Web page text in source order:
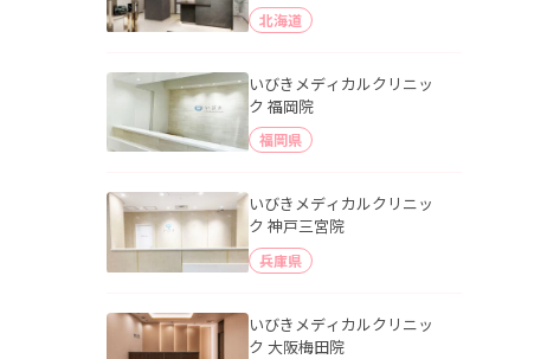
北海道
いびきメディカルクリニッ
ク 福岡院
福岡県
いびきメディカルクリニッ
ク 神戸三宮院
兵庫県
いびきメディカルクリニッ
ク 大阪梅田院